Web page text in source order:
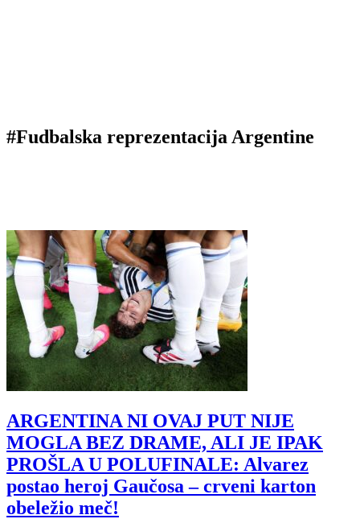
#Fudbalska reprezentacija Argentine
ARGENTINA NI OVAJ PUT NIJE
MOGLA BEZ DRAME, ALI JE IPAK
PROŠLA U POLUFINALE: Alvarez
postao heroj Gaučosa – crveni karton
obeležio meč!